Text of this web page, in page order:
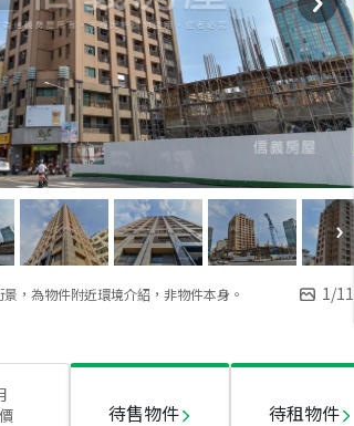
，為物件附近環境介紹，非物件本身。 1/11
年5月業績破百萬經紀人員 2026年5月龍虎榜
待售物件 待租物件